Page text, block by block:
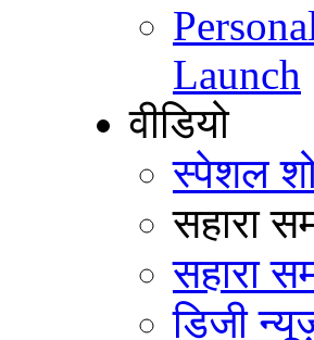
Launch
वीडियो
स्पेशल
सहारा
सहारा
डिजी